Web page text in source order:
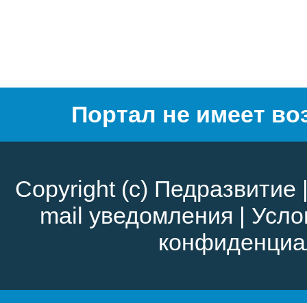
Портал не имеет
Copyright (c) Педразвитие
mail уведомления |